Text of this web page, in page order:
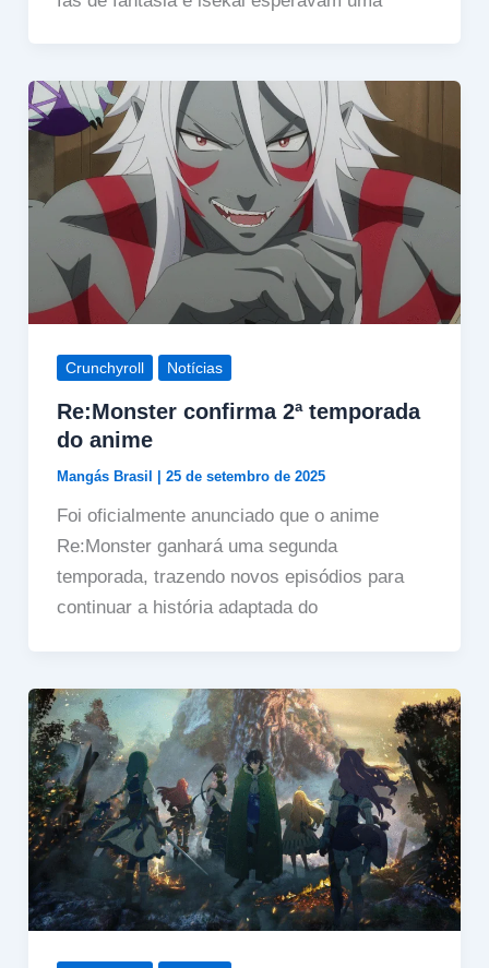
Crunchyroll Notícias
Re:Monster confirma 2ª temporada
do anime
Mangás Brasil 25 de setembro de 2025
Foi oficialmente anunciado que o anime
Re:Monster ganhará uma segunda
temporada, trazendo novos episódios para
continuar a história adaptada do